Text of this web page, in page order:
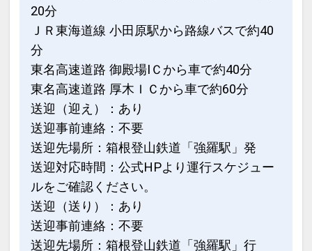
20分
ＪＲ東海道線 小田原駅から路線バスで約40
分
東名高速道路 御殿場IＣから車で約40分
東名高速道路 厚木ＩＣから車で約60分
送迎（迎え）：あり
送迎事前連絡：不要
送迎先場所：箱根登山鉄道「強羅駅」発
送迎対応時間：公式HPより運行スケジュー
ルをご確認ください。
送迎（送り）：あり
送迎事前連絡：不要
送迎先場所：箱根登山鉄道「強羅駅」行